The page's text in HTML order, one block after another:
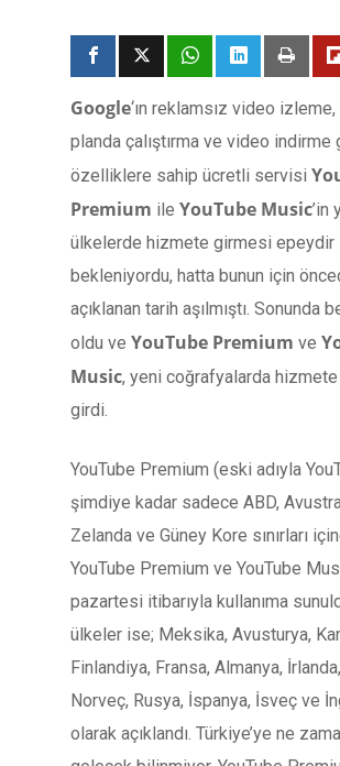
Google‘ın reklamsız video izleme,
planda çalıştırma ve video indirme
özelliklere sahip ücretli servisi
Premium ile YouTube Music’in
ülkelerde hizmete girmesi epeydir
bekleniyordu, hatta bunun için
açıklanan tarih aşılmıştı. Sonunda
oldu ve YouTube Premium ve
Music, yeni coğrafyalarda
girdi.
YouTube Premium (eski adıyla
şimdiye kadar sadece ABD,
Zelanda ve Güney Kore sınırları
YouTube Premium ve YouTube
pazartesi itibarıyla kullanıma
ülkeler ise; Meksika, Avusturya,
Finlandiya, Fransa, Almanya,
Norveç, Rusya, İspanya, İsveç ve
olarak açıklandı. Türkiye’ye ne